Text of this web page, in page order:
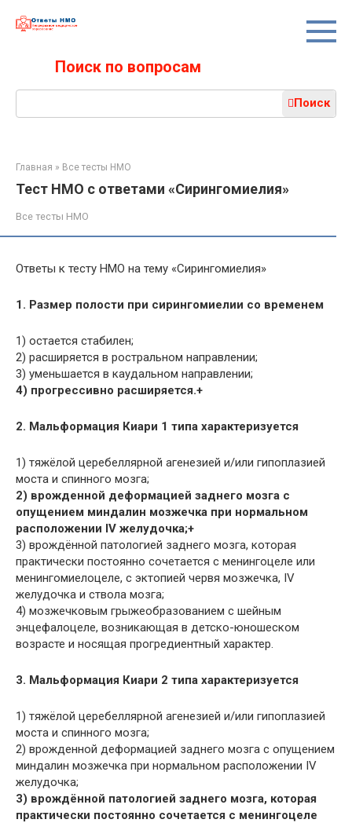
Поиск по вопросам
Поиск
Главная » Все тесты НМО
Тест НМО с ответами «Сирингомиелия»
Все тесты НМО
Ответы к тесту НМО на тему «Сирингомиелия»
1. Размер полости при сирингомиелии со временем
1) остается стабилен;
2) расширяется в ростральном направлении;
3) уменьшается в каудальном направлении;
4) прогрессивно расширяется.+
2. Мальформация Киари 1 типа характеризуется
1) тяжёлой церебеллярной агенезией и/или гипоплазией
моста и спинного мозга;
2) врожденной деформацией заднего мозга с
опущением миндалин мозжечка при нормальном
расположении IV желудочка;+
3) врождённой патологией заднего мозга, которая
практически постоянно сочетается с менингоцеле или
менингомиелоцеле, с эктопией червя мозжечка, IV
желудочка и ствола мозга;
4) мозжечковым грыжеобразованием с шейным
энцефалоцеле, возникающая в детско-юношеском
возрасте и носящая прогредиентный характер.
3. Мальформация Киари 2 типа характеризуется
1) тяжёлой церебеллярной агенезией и/или гипоплазией
моста и спинного мозга;
2) врожденной деформацией заднего мозга с опущением
миндалин мозжечка при нормальном расположении IV
желудочка;
3) врождённой патологией заднего мозга, которая
практически постоянно сочетается с менингоцеле